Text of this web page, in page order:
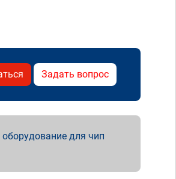
Задать вопрос
для чип